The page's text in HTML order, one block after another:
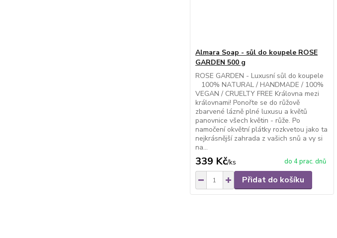
Almara Soap - sůl do koupele ROSE
GARDEN 500 g
ROSE GARDEN - Luxusní sůl do koupele
100% NATURAL / HANDMADE / 100%
VEGAN / CRUELTY FREE Královna mezi
královnami! Ponořte se do růžově
zbarvené lázně plné luxusu a květů
panovnice všech květin - růže. Po
namočení okvětní plátky rozkvetou jako ta
nejkrásnější zahrada z vašich snů a vy si
na...
339 Kč/ks do 4 prac. dnů
Přidat do košíku